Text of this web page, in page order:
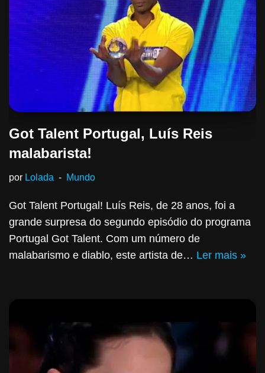
Got Talent Portugal, Luís Reis
malabarista!
por Lolada Mundo
Got Talent Portugal! Luís Reis, de 28 anos, foi a
grande surpresa do segundo episódio do programa
Portugal Got Talent. Com um número de
malabarismo e diablo, este artista de… Ler mais »